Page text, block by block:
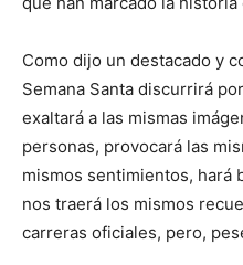
Como dijo un destacado y
Semana Santa discurrirá
exaltará a las mismas
personas, provocará las
mismos sentimientos, hará
nos traerá los mismos
carreras oficiales, pero,